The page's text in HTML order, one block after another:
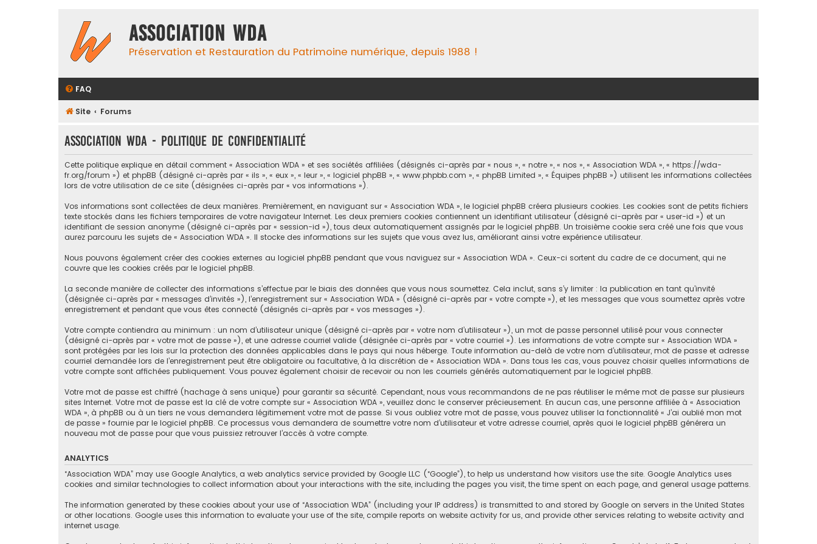
Association WDA
Préservation et Restauration du Patrimoine numérique, depuis 1988 !
FAQ
Site Forums
Association WDA - Politique de confidentialité
Cette politique explique en détail comment « Association WDA » et ses sociétés affiliées (désignés ci-après par « nous », « notre », « nos », « Association WDA », « https://wda-
fr.org/forum ») et phpBB (désigné ci-après par « ils », « eux », « leur », « logiciel phpBB », « www.phpbb.com », « phpBB Limited », « Équipes phpBB ») utilisent les informations collectées
lors de votre utilisation de ce site (désignées ci-après par « vos informations »).
Vos informations sont collectées de deux manières. Premièrement, en naviguant sur « Association WDA », le logiciel phpBB créera plusieurs cookies. Les cookies sont de petits fichiers
texte stockés dans les fichiers temporaires de votre navigateur Internet. Les deux premiers cookies contiennent un identifiant utilisateur (désigné ci-après par « user-id ») et un
identifiant de session anonyme (désigné ci-après par « session-id »), tous deux automatiquement assignés par le logiciel phpBB. Un troisième cookie sera créé une fois que vous
aurez parcouru les sujets de « Association WDA ». Il stocke des informations sur les sujets que vous avez lus, améliorant ainsi votre expérience utilisateur.
Nous pouvons également créer des cookies externes au logiciel phpBB pendant que vous naviguez sur « Association WDA ». Ceux-ci sortent du cadre de ce document, qui ne
couvre que les cookies créés par le logiciel phpBB.
La seconde manière de collecter des informations s’effectue par le biais des données que vous nous soumettez. Cela inclut, sans s’y limiter : la publication en tant qu’invité
(désignée ci-après par « messages d’invités »), l’enregistrement sur « Association WDA » (désigné ci-après par « votre compte »), et les messages que vous soumettez après votre
enregistrement et pendant que vous êtes connecté (désignés ci-après par « vos messages »).
Votre compte contiendra au minimum : un nom d’utilisateur unique (désigné ci-après par « votre nom d’utilisateur »), un mot de passe personnel utilisé pour vous connecter
(désigné ci-après par « votre mot de passe »), et une adresse courriel valide (désignée ci-après par « votre courriel »). Les informations de votre compte sur « Association WDA »
sont protégées par les lois sur la protection des données applicables dans le pays qui nous héberge. Toute information au-delà de votre nom d’utilisateur, mot de passe et adresse
courriel demandée lors de l’enregistrement peut être obligatoire ou facultative, à la discrétion de « Association WDA ». Dans tous les cas, vous pouvez choisir quelles informations de
votre compte sont affichées publiquement. Vous pouvez également choisir de recevoir ou non les courriels générés automatiquement par le logiciel phpBB.
Votre mot de passe est chiffré (hachage à sens unique) pour garantir sa sécurité. Cependant, nous vous recommandons de ne pas réutiliser le même mot de passe sur plusieurs
sites Internet. Votre mot de passe est la clé de votre compte sur « Association WDA », veuillez donc le conserver précieusement. En aucun cas, une personne affiliée à « Association
WDA », à phpBB ou à un tiers ne vous demandera légitimement votre mot de passe. Si vous oubliez votre mot de passe, vous pouvez utiliser la fonctionnalité « J’ai oublié mon mot
de passe » fournie par le logiciel phpBB. Ce processus vous demandera de soumettre votre nom d’utilisateur et votre adresse courriel, après quoi le logiciel phpBB générera un
nouveau mot de passe pour que vous puissiez retrouver l’accès à votre compte.
ANALYTICS
“Association WDA” may use Google Analytics, a web analytics service provided by Google LLC (“Google”), to help us understand how visitors use the site. Google Analytics uses
cookies and similar technologies to collect information about your interactions with the site, including the pages you visit, the time spent on each page, and general usage patterns.
The information generated by these cookies about your use of “Association WDA” (including your IP address) is transmitted to and stored by Google on servers in the United States
or other locations. Google uses this information to evaluate your use of the site, compile reports on website activity for us, and provide other services relating to website activity and
internet usage.